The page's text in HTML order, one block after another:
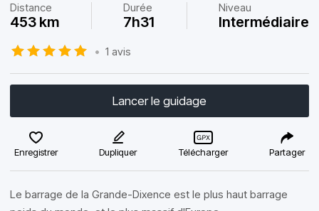
Distance
453 km
Durée
7h31
Niveau
Intermédiaire
• 1 avis
Lancer le guidage
Enregistrer Dupliquer Télécharger Partager
Le barrage de la Grande-Dixence est le plus haut barrage